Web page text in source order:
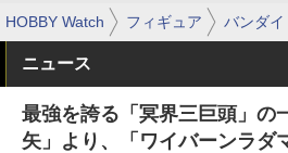
HOBBY Watch フィギュア バンダイ
ニュース
最強を誇る「冥界三巨頭」の
矢」より、「ワイバーンラダ